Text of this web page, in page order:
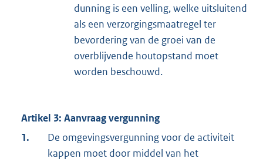
dunning is een velling, welke uitsluitend
als een verzorgingsmaatregel ter
bevordering van de groei van de
overblijvende houtopstand moet
worden beschouwd.
Artikel 3: Aanvraag vergunning
1.
De omgevingsvergunning voor de activiteit
kappen moet door middel van het